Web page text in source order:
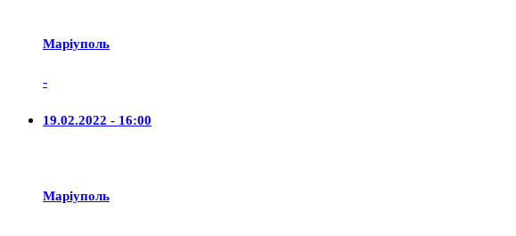
Маріуполь
-
19.02.2022 - 16:00
Маріуполь